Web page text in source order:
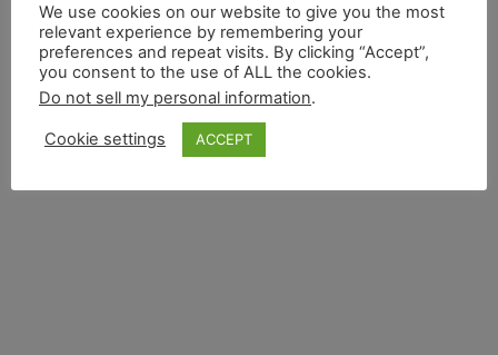
We use cookies on our website to give you the most
relevant experience by remembering your
preferences and repeat visits. By clicking “Accept”,
you consent to the use of ALL the cookies.
Do not sell my personal information.
Cookie settings ACCEPT